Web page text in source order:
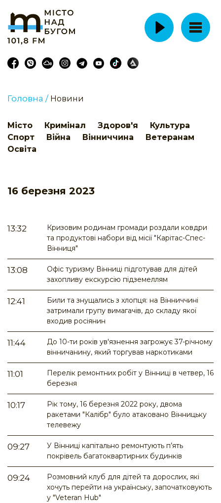
Головна / Новини
Місто Кримінал Здоров'я
Культура
Спорт
Війна Вінниччина
Ветеранам
Освіта
16 березня 2023
13:32
Кризовим родинам громади роздали ковдри
та продуктові набори від місії "Карітас-Спес-
Вінниця"
13:08
Офіс туризму Вінниці підготував для дітей
захопливу екскурсію підземеллям
12:41
Били та знущались з хлопця: на Вінниччині
затримали групу вимагачів, до складу якої
входив росіянин
11:44
До 10-ти років ув'язнення загрожує 37-річному
вінничанину, який торгував наркотиками
11:01
Перелік ремонтних робіт у Вінниці в четвер, 16
березня
10:17
Рік тому, 16 березня 2022 року, двома
ракетами "Калібр" було атаковано Вінницьку
телевежу
09:27
У Вінниці капітально ремонтують п’ять
покрівель багатоквартирних будинків
09:24
Розмовний клуб для дітей та дорослих, які
хочуть перейти на українську, започатковують
у "Veteran Hub"